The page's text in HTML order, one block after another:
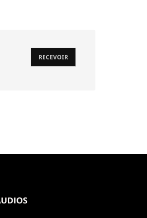
30 (30:1)
RECEVOIR